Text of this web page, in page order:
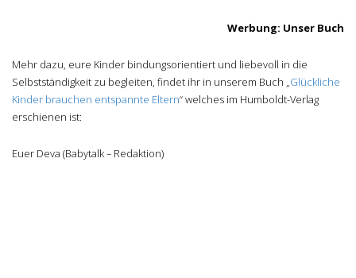
Werbung: Unser Buch
Mehr dazu, eure Kinder bindungsorientiert und liebevoll in die
Selbstständigkeit zu begleiten, findet ihr in unserem Buch „ Glückliche
Kinder brauchen entspannte Eltern“ welches im Humboldt-Verlag
erschienen ist:
Euer Deva (Babytalk – Redaktion)